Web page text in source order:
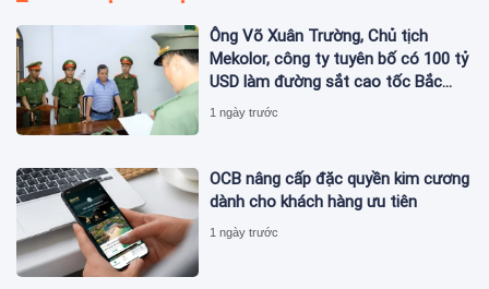
Ông Võ Xuân Trường, Chủ tịch
Mekolor, công ty tuyên bố có 100 tỷ
USD làm đường sắt cao tốc Bắc
Nam bị bắt
1 ngày trước
OCB nâng cấp đặc quyền kim cương
dành cho khách hàng ưu tiên
1 ngày trước